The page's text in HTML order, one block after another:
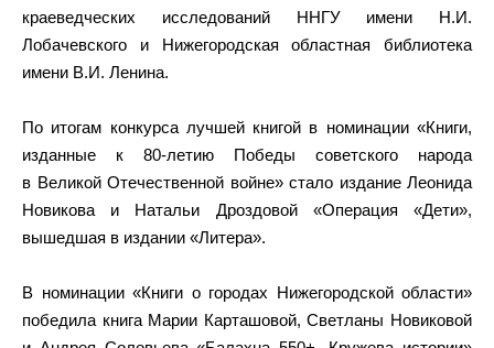
краеведческих исследований ННГУ имени Н.И.
Лобачевского и Нижегородская областная библиотека
имени В.И. Ленина.
По итогам конкурса лучшей книгой в номинации «Книги,
изданные к 80-летию Победы советского народа
в Великой Отечественной войне» стало издание Леонида
Новикова и Натальи Дроздовой «Операция «Дети»,
вышедшая в издании «Литера».
В номинации «Книги о городах Нижегородской области»
победила книга Марии Карташовой, Светланы Новиковой